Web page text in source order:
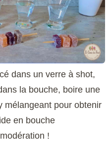
dans un verre à shot,
la bouche, boire une
mélangeant pour obtenir
en bouche
!